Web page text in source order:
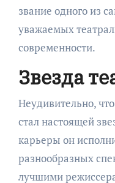
звание одного из
уважаемых
современности.
Звезда
Неудивительно,
стал настоящей
карьеры он
разнообразных
лучшими